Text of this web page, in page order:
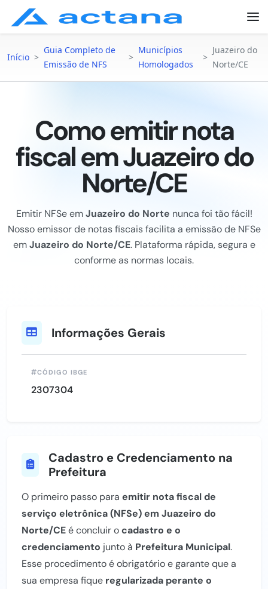
Início >
Guia Completo de
Emissão de NFS
>
Municípios
Homologados
>
Juazeiro do
Norte/CE
Como emitir nota
fiscal em Juazeiro do
Norte/CE
Emitir NFSe emJuazeiro do Norte nunca foi tão fácil!
Nosso emissor de notas fiscais facilita a emissão de NFSe
emJuazeiro do Norte/CE. Plataforma rápida, segura e
conforme as normas locais.
Informações Gerais
CÓDIGO IBGE
2307304
Cadastro e Credenciamento na
Prefeitura
O primeiro passo para emitir nota fiscal de
serviço eletrônica (NFSe) em Juazeiro do
Norte/CEé concluir ocadastro e o
credenciamento junto à Prefeitura Municipal.
Esse procedimento é obrigatório e garante que a
sua empresa fique regularizada perante o